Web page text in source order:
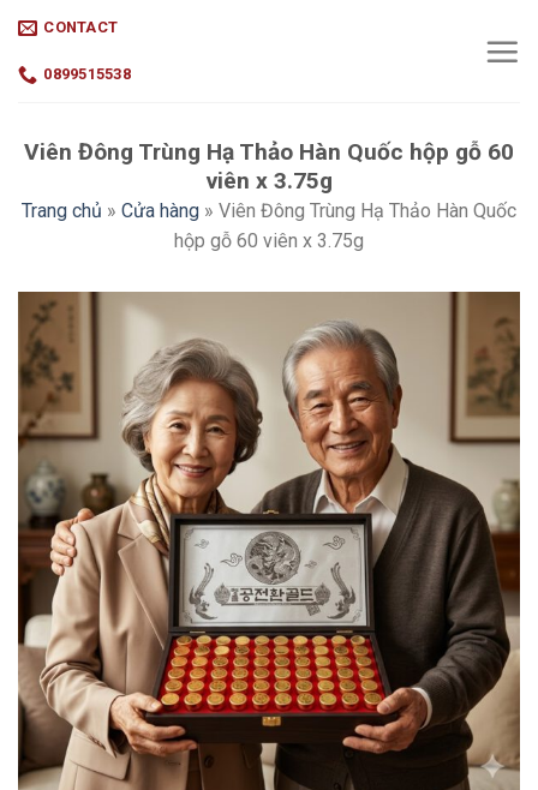
content
CONTACT
0899515538
Viên Đông Trùng Hạ Thảo Hàn Quốc hộp gỗ 60
viên x 3.75g
Trang chủ » Cửa hàng » Viên Đông Trùng Hạ Thảo Hàn Quốc
hộp gỗ 60 viên x 3.75g